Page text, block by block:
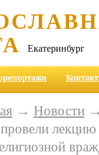
Екатеринбург
→ Новости→
лекцию